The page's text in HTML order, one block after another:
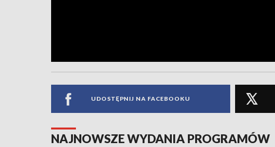
UDOSTĘPNIJ NA FACEBOOKU
NAJNOWSZE WYDANIA PROGRAMÓW